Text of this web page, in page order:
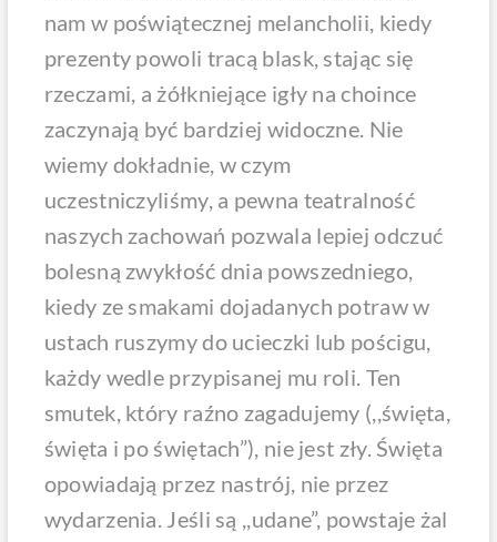
nam w poświątecznej melancholii, kiedy
prezenty powoli tracą blask, stając się
rzeczami, a żółkniejące igły na choince
zaczynają być bardziej widoczne. Nie
wiemy dokładnie, w czym
uczestniczyliśmy, a pewna teatralność
naszych zachowań pozwala lepiej odczuć
bolesną zwykłość dnia powszedniego,
kiedy ze smakami dojadanych potraw w
ustach ruszymy do ucieczki lub pościgu,
każdy wedle przypisanej mu roli. Ten
smutek, który raźno zagadujemy (,,święta,
święta i po świętach”), nie jest zły. Święta
opowiadają przez nastrój, nie przez
wydarzenia. Jeśli są ,,udane”, powstaje żal